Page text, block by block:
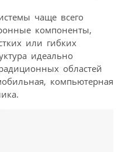
чаще всего
компоненты,
или гибких
идеально
областей
компьютерная